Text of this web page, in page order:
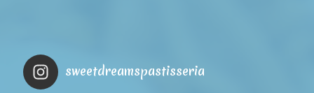
sweetdreamspastisseria